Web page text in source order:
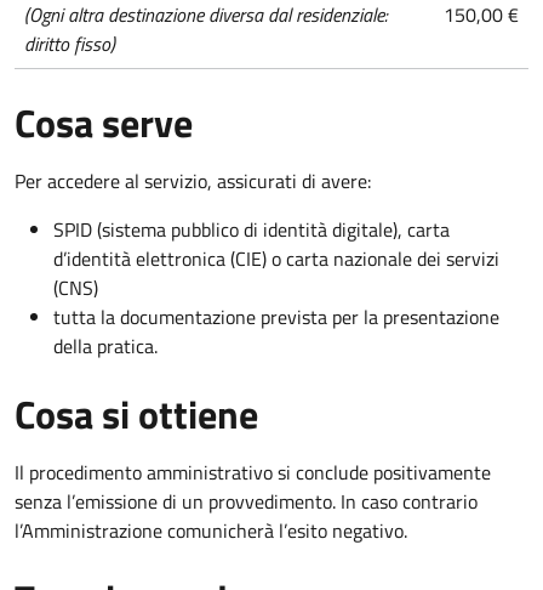
(Ogni altra destinazione diversa dal residenziale:
diritto fisso)
150,00 €
Cosa serve
Per accedere al servizio, assicurati di avere:
SPID (sistema pubblico di identità digitale), carta
d’identità elettronica (CIE) o carta nazionale dei servizi
(CNS)
tutta la documentazione prevista per la presentazione
della pratica.
Cosa si ottiene
Il procedimento amministrativo si conclude positivamente
senza l’emissione di un provvedimento. In caso contrario
l’Amministrazione comunicherà l’esito negativo.